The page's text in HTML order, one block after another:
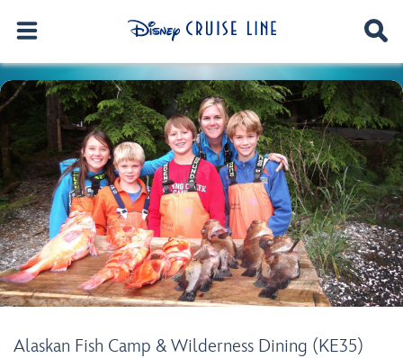
Alaskan Fish Camp & Wilderness Dining (KE35)